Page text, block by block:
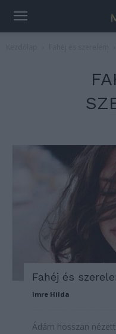
Fahéj és
Imre Hilda
Ádám hosszan